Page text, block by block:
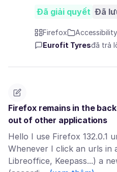
Đã giải quyết Đã
Firefox Accessibility
Eurofit Tyresđã trả
Firefox remains in the
out of other applications
Hello I use Firefox 132.0.1
Whenever I click an urls in
Libreoffice, Keepass...) a